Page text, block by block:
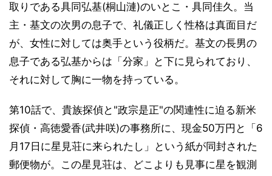
取りである具同弘基(桐山漣)のいとこ・具同佳久。当
主・基文の次男の息子で、礼儀正しく性格は真面目だ
が、女性に対しては奥手という役柄だ。基文の長男の
息子である弘基からは「分家」と下に見られており、
それに対して胸に一物を持っている。
第10話で、貴族探偵と"政宗是正"の関連性に迫る新米
探偵・高徳愛香(武井咲)の事務所に、現金50万円と「6
月17日に星見荘に来られたし」という紙が同封された
郵便物が。この星見荘は、どこよりも見事に星を観測